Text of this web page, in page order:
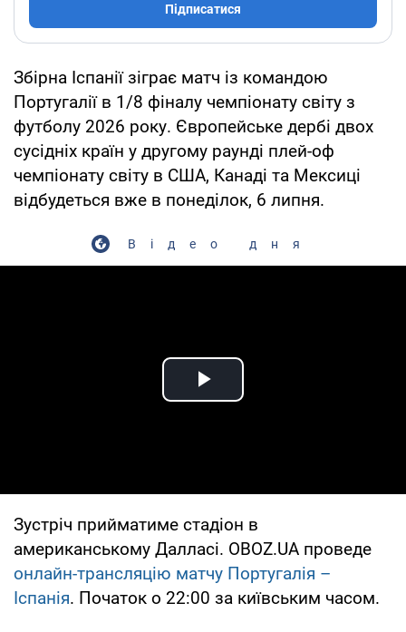
Підписатися
Збірна Іспанії зіграє матч із командою
Португалії в 1/8 фіналу чемпіонату світу з
футболу 2026 року. Європейське дербі двох
сусідніх країн у другому раунді плей-оф
чемпіонату світу в США, Канаді та Мексиці
відбудеться вже в понеділок, 6 липня.
Відео дня
Play Video
Зустріч прийматиме стадіон в
американському Далласі. OBOZ.UA проведе
онлайн-трансляцію матчу Португалія –
Іспанія. Початок о 22:00 за київським часом.